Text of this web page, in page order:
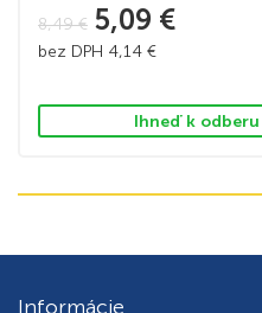
8,49€ 5,09 €
bez DPH 4,14 €
Ihneď k
Informácie